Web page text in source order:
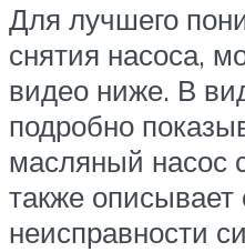
Для лучшего
снятия насоса,
видео ниже. В
подробно
масляный насос
также
неисправности